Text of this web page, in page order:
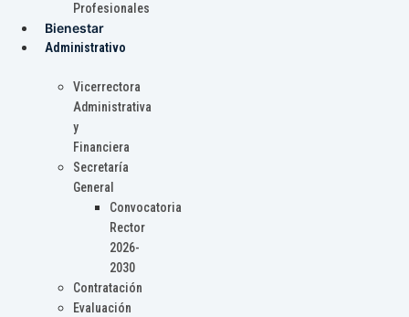
Profesionales
Bienestar
Administrativo
Vicerrectora
Administrativa
y
Financiera
Secretaría
General
Convocatoria
Rector
2026-
2030
Contratación
Evaluación